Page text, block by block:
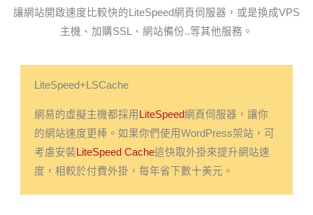
讓網站開啟速度比較快的LiteSpeed網頁伺服器，或是換成VPS
主機、加購SSL、網站備份..等其他服務。
LiteSpeed+LSCache
網易的虛擬主機都採用 LiteSpeed網頁伺服器，讓你
的網站速度更棒。如果你們使用WordPress架站，可
考慮安裝LiteSpeed Cache這快取外掛來提升網站速
度，相較於付費外掛，每年省下數十美元。